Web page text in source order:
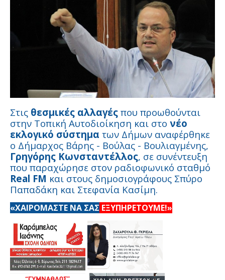
Στις θεσμικές αλλαγές που προωθούνται
στην Τοπική Αυτοδιοίκηση και στο νέο
εκλογικό σύστημα των Δήμων αναφέρθηκε
ο Δήμαρχος Βάρης - Βούλας - Βουλιαγμένης,
Γρηγόρης Κωνσταντέλλος, σε συνέντευξη
που παραχώρησε στον ραδιοφωνικό σταθμό
Real FM και στους δημοσιογράφους Σπύρο
Παπαδάκη και Στεφανία Κασίμη.
«ΧΑΙΡΟΜΑΣΤΕ ΝΑ ΣΑΣ ΕΞΥΠΗΡΕΤΟΥΜΕ!»